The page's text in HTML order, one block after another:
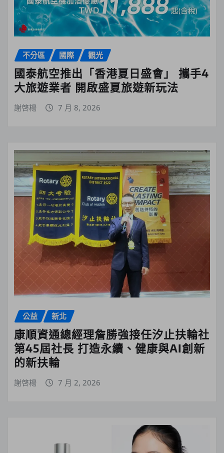
不分區 國際 觀光
國泰航空推出「香港夏日盛會」 攜手4
大旅遊業者 開啟盛夏旅遊新玩法
謝啓楊 7 月 8, 2026
公益 新北
康順資通總經理詹勝強接任汐止扶輪社
第45屆社長 打造永續、健康與AI創新
的新扶輪
謝啓楊 7 月 2, 2026